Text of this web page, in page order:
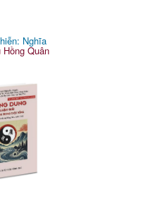
Nghĩa
Hồng Quân